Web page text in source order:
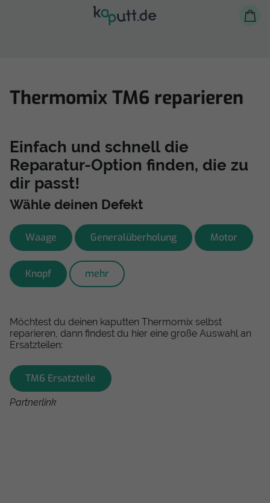
Reparieren lassen
Shop
Thermomix TM6 reparieren
Einfach und schnell die
Reparatur-Option finden, die zu
dir passt!
Wähle deinen Defekt
Waage Generalüberholung Motor
Knopf mehr
Möchtest du deinen kaputten Thermomix selbst
reparieren, dann findest du hier eine große Auswahl an
Ersatzteilen:
TM6 Ersatzteile
Partnerlink